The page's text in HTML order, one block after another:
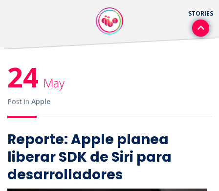
24 May
Post in Apple
Reporte: Apple planea
liberar SDK de Siri para
desarrolladores